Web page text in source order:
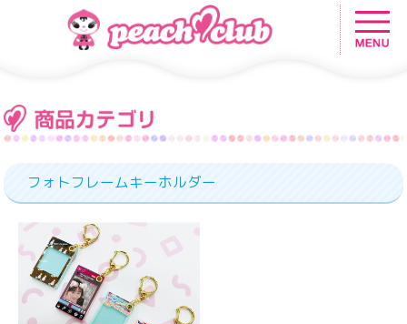
フォトフレームキーホルダー